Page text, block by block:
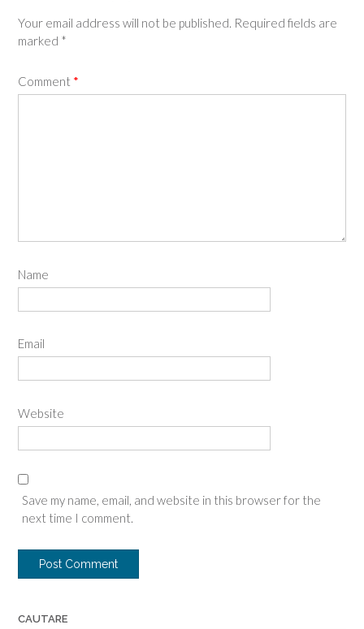
Your email address will not be published. Required fields are
marked *
Comment *
Name
Email
Website
Save my name, email, and website in this browser for the
next time I comment.
CAUTARE